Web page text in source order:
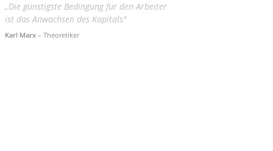
„Die günstigste Bedingung für den Arbeiter
ist das Anwachsen des Kapitals"
Karl Marx – Theoretiker